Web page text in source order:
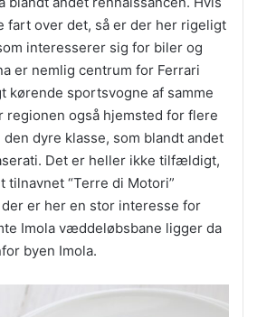
fart over det, så er der her rigeligt
interesserer sig for biler og
er nemlig centrum for Ferrari
kørende sportsvogne af samme
regionen også hjemsted for flere
dyre klasse, som blandt andet
Det er heller ikke tilfældigt,
tilnavnet “Terre di Motori”
er her en stor interesse for
Imola væddeløbsbane ligger da
byen Imola.